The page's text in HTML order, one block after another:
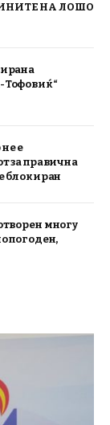
НА ЛОШО
Тофовиќ“
е
за правична
блокиран
многу
погоден,